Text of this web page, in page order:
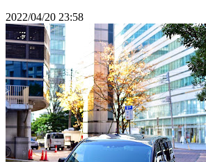
2022/04/20 23:58